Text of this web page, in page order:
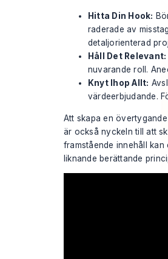
Hitta Din Hook:
raderade av
detaljorienterad
Håll Det Relevant:
nuvarande roll.
Knyt Ihop Allt:
värdeerbjudande.
Att skapa en
är också nyckeln till att
framstående innehåll
liknande berättande